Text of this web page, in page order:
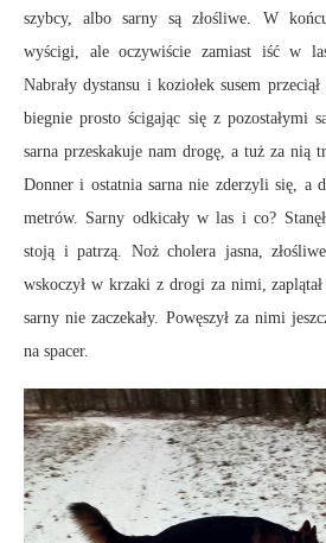
szybcy, albo sarny są złośliwe. W
wyścigi, ale oczywiście zamiast iść w
Nabrały dystansu i koziołek susem
biegnie prosto ścigając się z pozostałymi
sarna przeskakuje nam drogę, a tuż za nią
Donner i ostatnia sarna nie zderzyli się, a
metrów. Sarny odkicały w las i co?
stoją i patrzą. Noż cholera jasna,
wskoczył w krzaki z drogi za nimi, zaplątał
sarny nie zaczekały. Powęszył za nimi
na spacer.